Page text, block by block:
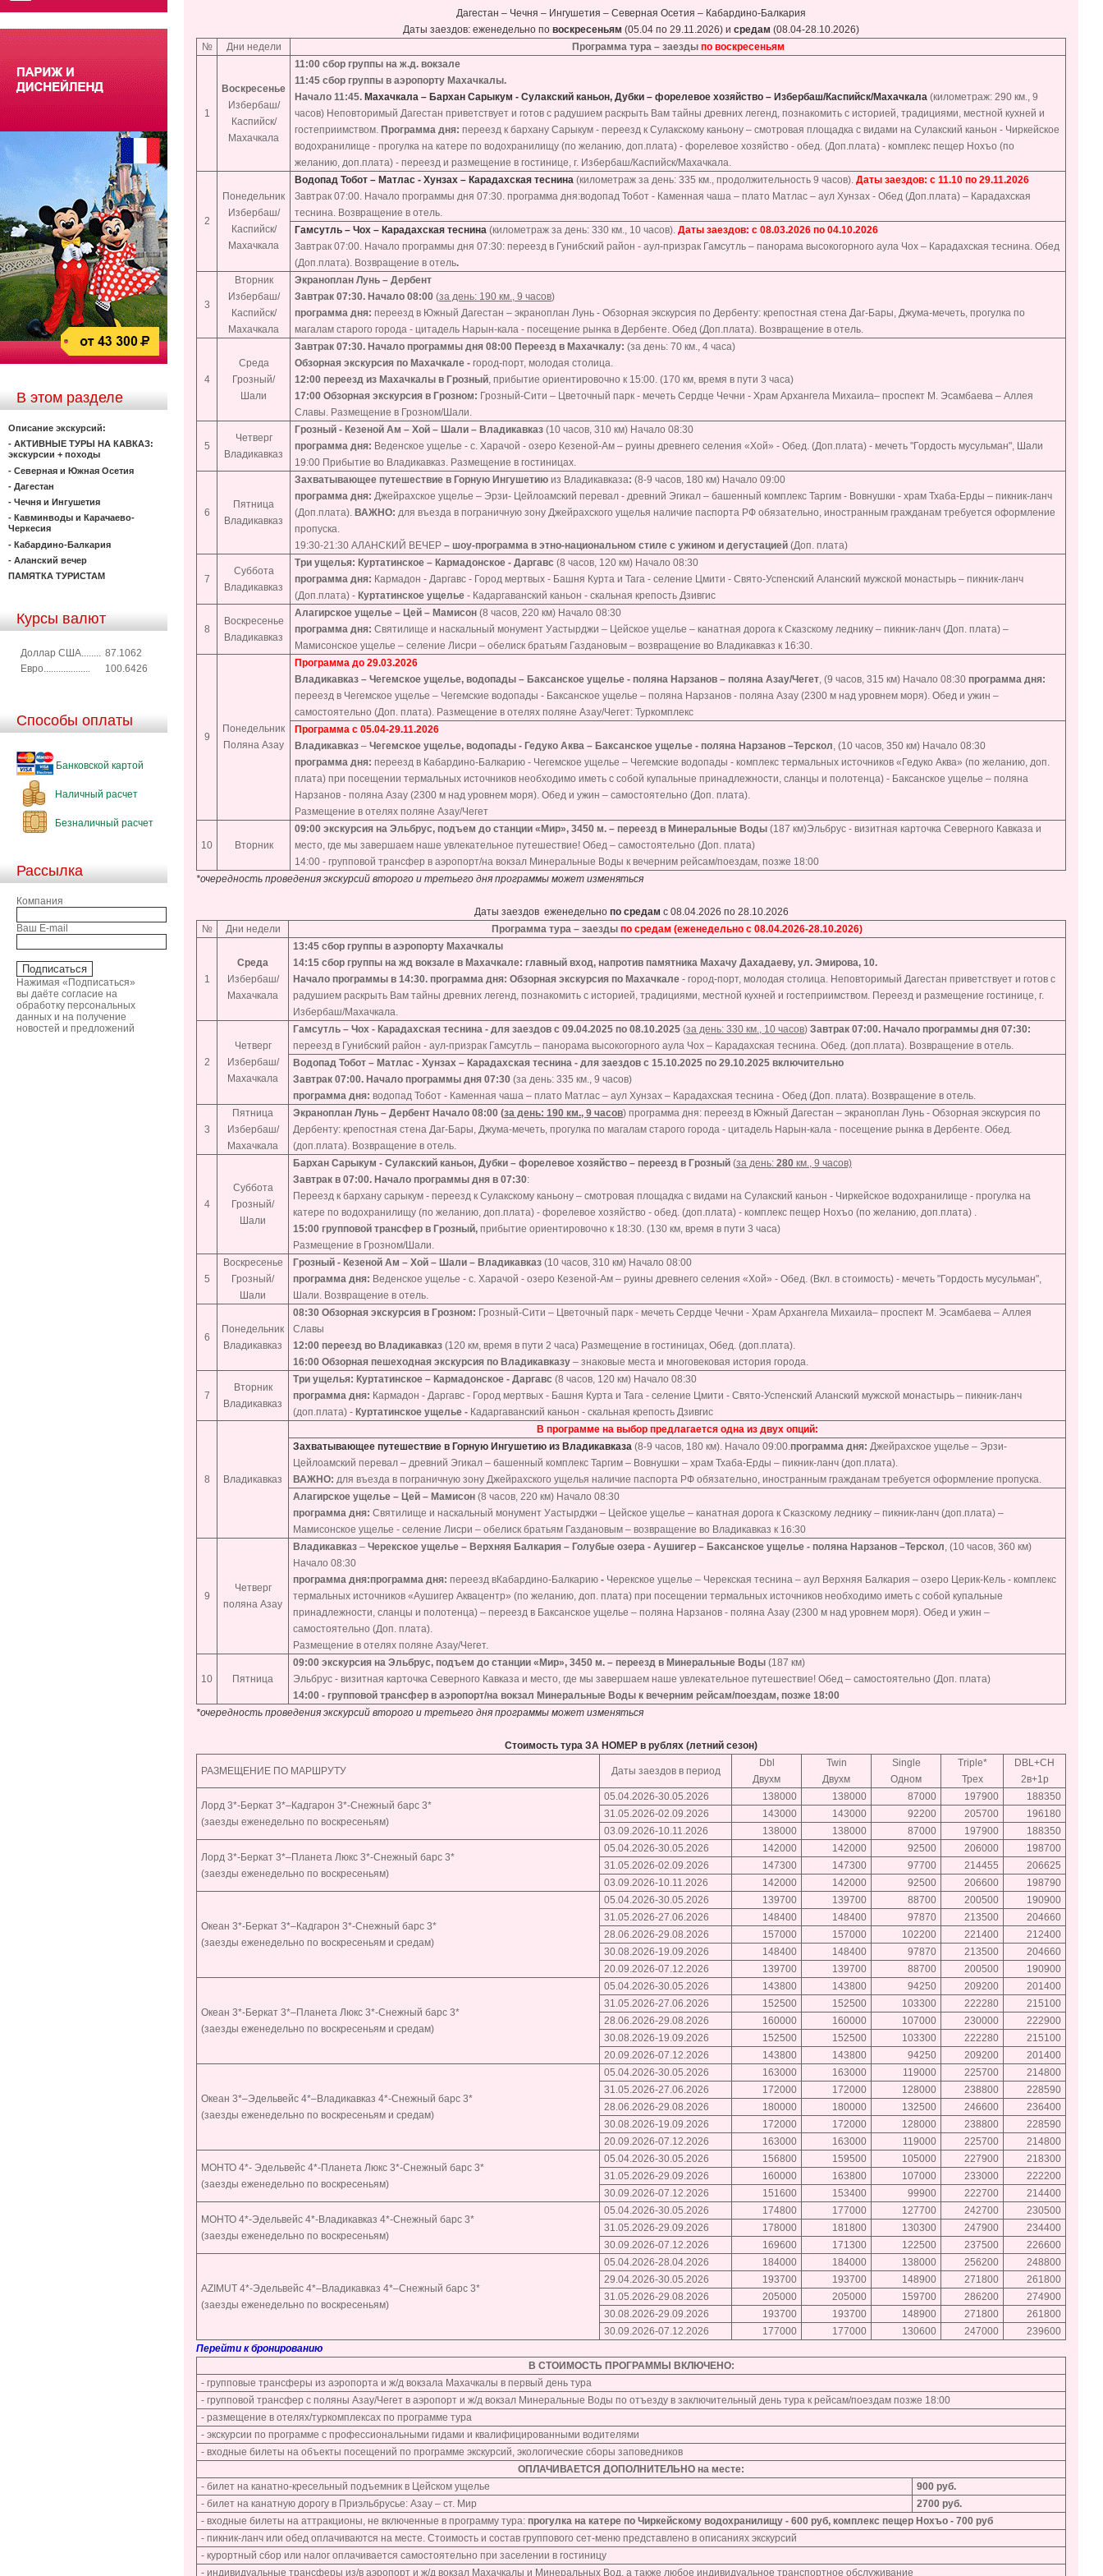
В этом разделе
Описание экскурсий:
- АКТИВНЫЕ ТУРЫ НА КАВКАЗ:
экскурсии + походы
- Северная и Южная Осетия
- Дагестан
- Чечня и Ингушетия
- Кавминводы и Карачаево-
Черкесия
- Кабардино-Балкария
- Аланский вечер
ПАМЯТКА ТУРИСТАМ
Курсы валют
Доллар США........ 87.1062
Евро...................
100.6426
Способы оплаты
Банковской картой
Наличный расчет
Безналичный расчет
Рассылка
Компания
Ваш E-mail
Нажимая «Подписаться»
вы даёте согласие на
обработку персональных
данных и на получение
новостей и предложений
Дагестан – Чечня – Ингушетия – Северная Осетия – Кабардино-Балкария
Даты заездов: еженедельно по воскресеньям (05.04 по 29.11.2026) и средам (08.04-28.10.2026)
№
Дни недели Программа тура – заезды по воскресеньям
1
Воскресенье
Избербаш/
Каспийск/
Махачкала
11:00 сбор группы на ж.д. вокзале
11:45 сбор группы в аэропорту Махачкалы.
Начало 11:45. Махачкала – Бархан Сарыкум - Сулакский каньон, Дубки – форелевое хозяйство – Избербаш/Каспийск/Махачкала (километраж: 290 км., 9
часов) Неповторимый Дагестан приветствует и готов с радушием раскрыть Вам тайны древних легенд, познакомить с историей, традициями, местной кухней и
гостеприимством. Программа дня: переезд к бархану Сарыкум - переезд к Сулакскому каньону – смотровая площадка с видами на Сулакский каньон - Чиркейское
водохранилище - прогулка на катере по водохранилищу (по желанию, доп.плата) - форелевое хозяйство - обед. (Доп.плата) - комплекс пещер Нохъо (по
желанию, доп.плата) - переезд и размещение в гостинице, г. Избербаш/Каспийск/Махачкала.
2
Понедельник
Избербаш/
Каспийск/
Махачкала
Водопад Тобот – Матлас - Хунзах – Карадахская теснина (километраж за день: 335 км., продолжительность 9 часов). Даты заездов: с 11.10 по 29.11.2026
Завтрак 07:00. Начало программы дня 07:30. программа дня:водопад Тобот - Каменная чаша – плато Матлас – аул Хунзах - Обед (Доп.плата) – Карадахская
теснина. Возвращение в отель.
Гамсутль – Чох – Карадахская теснина (километраж за день: 330 км., 10 часов). Даты заездов: с 08.03.2026 по 04.10.2026
Завтрак 07:00. Начало программы дня 07:30: переезд в Гунибский район - аул-призрак Гамсутль – панорама высокогорного аула Чох – Карадахская теснина. Обед
(Доп.плата). Возвращение в отель.
3
Вторник
Избербаш/
Каспийск/
Махачкала
Экраноплан Лунь – Дербент
Завтрак 07:30. Начало 08:00 (за день: 190 км., 9 часов)
программа дня: переезд в Южный Дагестан – экраноплан Лунь - Обзорная экскурсия по Дербенту: крепостная стена Даг-Бары, Джума-мечеть, прогулка по
магалам старого города - цитадель Нарын-кала - посещение рынка в Дербенте. Обед (Доп.плата). Возвращение в отель.
4
Среда
Грозный/
Шали
Завтрак 07:30. Начало программы дня 08:00 Переезд в Махачкалу: (за день: 70 км., 4 часа)
Обзорная экскурсия по Махачкале - город-порт, молодая столица.
12:00 переезд из Махачкалы в Грозный , прибытие ориентировочно к 15:00. (170 км, время в пути 3 часа)
17:00 Обзорная экскурсия в Грозном: Грозный-Сити – Цветочный парк - мечеть Сердце Чечни - Храм Архангела Михаила– проспект М. Эсамбаева – Аллея
Славы. Размещение в Грозном/Шали.
5
Четверг
Владикавказ
Грозный - Кезеной Ам – Хой – Шали – Владикавказ (10 часов, 310 км) Начало 08:30
программа дня: Веденское ущелье - с. Харачой - озеро Кезеной-Ам – руины древнего селения «Хой» - Обед. (Доп.плата) - мечеть "Гордость мусульман", Шали
19:00 Прибытие во Владикавказ. Размещение в гостиницах.
6
Пятница
Владикавказ
Захватывающее путешествие в Горную Ингушетию из Владикавказа: (8-9 часов, 180 км) Начало 09:00
программа дня: Джейрахское ущелье – Эрзи- Цейлоамский перевал - древний Эгикал – башенный комплекс Таргим - Вовнушки - храм Тхаба-Ерды – пикник-ланч
(Доп.плата). ВАЖНО: для въезда в пограничную зону Джейрахского ущелья наличие паспорта РФ обязательно, иностранным гражданам требуется оформление
пропуска.
19:30-21:30 АЛАНСКИЙ ВЕЧЕР – шоу-программа в этно-национальном стиле с ужином и дегустацией (Доп. плата)
7
Суббота
Владикавказ
Три ущелья: Куртатинское – Кармадонское - Даргавс (8 часов, 120 км) Начало 08:30
программа дня: Кармадон - Даргавс - Город мертвых - Башня Курта и Тага - селение Цмити - Свято-Успенский Аланский мужской монастырь – пикник-ланч
(Доп.плата) - Куртатинское ущелье - Кадаргаванский каньон - скальная крепость Дзивгис
8
Воскресенье
Владикавказ
Алагирское ущелье – Цей – Мамисон (8 часов, 220 км) Начало 08:30
программа дня: Святилище и наскальный монумент Уастырджи – Цейское ущелье – канатная дорога к Сказскому леднику – пикник-ланч (Доп. плата) –
Мамисонское ущелье – селение Лисри – обелиск братьям Газдановым – возвращение во Владикавказ к 16:30.
9
Понедельник
Поляна Азау
Программа до 29.03.2026
Владикавказ – Чегемское ущелье, водопады – Баксанское ущелье - поляна Нарзанов – поляна Азау/Чегет , (9 часов, 315 км) Начало 08:30 программа дня:
переезд в Чегемское ущелье – Чегемские водопады - Баксанское ущелье – поляна Нарзанов - поляна Азау (2300 м над уровнем моря). Обед и ужин –
самостоятельно (Доп. плата). Размещение в отелях поляне Азау/Чегет: Туркомплекс
Программа с 05.04-29.11.2026
Владикавказ – Чегемское ущелье, водопады - Гедуко Аква – Баксанское ущелье - поляна Нарзанов –Терскол , (10 часов, 350 км) Начало 08:30
программа дня: переезд в Кабардино-Балкарию - Чегемское ущелье – Чегемские водопады - комплекс термальных источников «Гедуко Аква» (по желанию, доп.
плата) при посещении термальных источников необходимо иметь с собой купальные принадлежности, сланцы и полотенца) - Баксанское ущелье – поляна
Нарзанов - поляна Азау (2300 м над уровнем моря). Обед и ужин – самостоятельно (Доп. плата).
Размещение в отелях поляне Азау/Чегет
10 Вторник
09:00 экскурсия на Эльбрус, подъем до станции «Мир», 3450 м. – переезд в Минеральные Воды (187 км)Эльбрус - визитная карточка Северного Кавказа и
место, где мы завершаем наше увлекательное путешествие! Обед – самостоятельно (Доп. плата)
14:00 - групповой трансфер в аэропорт/на вокзал Минеральные Воды к вечерним рейсам/поездам, позже 18:00
*очередность проведения экскурсий второго и третьего дня программы может изменяться
Даты заездов еженедельно по средам с 08.04.2026 по 28.10.2026
№
Дни недели Программа тура – заезды по средам (еженедельно с 08.04.2026-28.10.2026)
1
Среда
Избербаш/
Махачкала
13:45 сбор группы в аэропорту Махачкалы
14:15 сбор группы на жд вокзале в Махачкале: главный вход, напротив памятника Махачу Дахадаеву, ул. Эмирова, 10.
Начало программы в 14:30. программа дня: Обзорная экскурсия по Махачкале - город-порт, молодая столица. Неповторимый Дагестан приветствует и готов с
радушием раскрыть Вам тайны древних легенд, познакомить с историей, традициями, местной кухней и гостеприимством. Переезд и размещение гостинице, г.
Избербаш/Махачкала.
2
Четверг
Избербаш/
Махачкала
Гамсутль – Чох - Карадахская теснина - для заездов с 09.04.2025 по 08.10.2025 (за день: 330 км., 10 часов) Завтрак 07:00. Начало программы дня 07:30:
переезд в Гунибский район - аул-призрак Гамсутль – панорама высокогорного аула Чох – Карадахская теснина. Обед. (доп.плата). Возвращение в отель.
Водопад Тобот – Матлас - Хунзах – Карадахская теснина - для заездов с 15.10.2025 по 29.10.2025 включительно
Завтрак 07:00. Начало программы дня 07:30 (за день: 335 км., 9 часов)
программа дня: водопад Тобот - Каменная чаша – плато Матлас – аул Хунзах – Карадахская теснина - Обед (Доп. плата). Возвращение в отель.
3
Пятница
Избербаш/
Махачкала
Экраноплан Лунь – Дербент Начало 08:00 (за день: 190 км., 9 часов) программа дня: переезд в Южный Дагестан – экраноплан Лунь - Обзорная экскурсия по
Дербенту: крепостная стена Даг-Бары, Джума-мечеть, прогулка по магалам старого города - цитадель Нарын-кала - посещение рынка в Дербенте. Обед.
(доп.плата). Возвращение в отель.
4
Суббота
Грозный/
Шали
Бархан Сарыкум - Сулакский каньон, Дубки – форелевое хозяйство – переезд в Грозный (за день: 280 км., 9 часов)
Завтрак в 07:00. Начало программы дня в 07:30:
Переезд к бархану сарыкум - переезд к Сулакскому каньону – смотровая площадка с видами на Сулакский каньон - Чиркейское водохранилище - прогулка на
катере по водохранилищу (по желанию, доп.плата) - форелевое хозяйство - обед. (доп.плата) - комплекс пещер Нохъо (по желанию, доп.плата) .
15:00 групповой трансфер в Грозный, прибытие ориентировочно к 18:30. (130 км, время в пути 3 часа)
Размещение в Грозном/Шали.
5
Воскресенье
Грозный/
Шали
Грозный - Кезеной Ам – Хой – Шали – Владикавказ (10 часов, 310 км) Начало 08:00
программа дня: Веденское ущелье - с. Харачой - озеро Кезеной-Ам – руины древнего селения «Хой» - Обед. (Вкл. в стоимость) - мечеть "Гордость мусульман",
Шали. Возвращение в отель.
6
Понедельник
Владикавказ
08:30 Обзорная экскурсия в Грозном: Грозный-Сити – Цветочный парк - мечеть Сердце Чечни - Храм Архангела Михаила– проспект М. Эсамбаева – Аллея
Славы
12:00 переезд во Владикавказ (120 км, время в пути 2 часа) Размещение в гостиницах, Обед. (доп.плата).
16:00 Обзорная пешеходная экскурсия по Владикавказу – знаковые места и многовековая история города.
7
Вторник
Владикавказ
Три ущелья: Куртатинское – Кармадонское - Даргавс (8 часов, 120 км) Начало 08:30
программа дня: Кармадон - Даргавс - Город мертвых - Башня Курта и Тага - селение Цмити - Свято-Успенский Аланский мужской монастырь – пикник-ланч
(доп.плата) - Куртатинское ущелье - Кадаргаванский каньон - скальная крепость Дзивгис
8 Владикавказ
В программе на выбор предлагается одна из двух опций:
Захватывающее путешествие в Горную Ингушетию из Владикавказа (8-9 часов, 180 км). Начало 09:00. программа дня: Джейрахское ущелье – Эрзи-
Цейлоамский перевал – древний Эгикал – башенный комплекс Таргим – Вовнушки – храм Тхаба-Ерды – пикник-ланч (доп.плата).
ВАЖНО: для въезда в пограничную зону Джейрахского ущелья наличие паспорта РФ обязательно, иностранным гражданам требуется оформление пропуска.
Алагирское ущелье – Цей – Мамисон (8 часов, 220 км) Начало 08:30
программа дня: Святилище и наскальный монумент Уастырджи – Цейское ущелье – канатная дорога к Сказскому леднику – пикник-ланч (доп.плата) –
Мамисонское ущелье - селение Лисри – обелиск братьям Газдановым – возвращение во Владикавказ к 16:30
9
Четверг
поляна Азау
Владикавказ – Черекское ущелье – Верхняя Балкария – Голубые озера - Аушигер – Баксанское ущелье - поляна Нарзанов –Терскол , (10 часов, 360 км)
Начало 08:30
программа дня:программа дня: переезд вКабардино-Балкарию - Черекское ущелье – Черекская теснина – аул Верхняя Балкария – озеро Церик-Кель - комплекс
термальных источников «Аушигер Аквацентр» (по желанию, доп. плата) при посещении термальных источников необходимо иметь с собой купальные
принадлежности, сланцы и полотенца) – переезд в Баксанское ущелье – поляна Нарзанов - поляна Азау (2300 м над уровнем моря). Обед и ужин –
самостоятельно (Доп. плата).
Размещение в отелях поляне Азау/Чегет.
10 Пятница
09:00 экскурсия на Эльбрус, подъем до станции «Мир», 3450 м. – переезд в Минеральные Воды (187 км)
Эльбрус - визитная карточка Северного Кавказа и место, где мы завершаем наше увлекательное путешествие! Обед – самостоятельно (Доп. плата)
14:00 - групповой трансфер в аэропорт/на вокзал Минеральные Воды к вечерним рейсам/поездам, позже 18:00
*очередность проведения экскурсий второго и третьего дня программы может изменяться
Стоимость тура ЗА НОМЕР в рублях (летний сезон)
РАЗМЕЩЕНИЕ ПО МАРШРУТУ Даты заездов в период
Dbl
Двухм
Twin
Двухм
Single
Одном
Triple*
Трех
DBL+СH
2в+1р
Лорд 3*-Беркат 3*–Кадгарон 3*-Снежный барс 3*
(заезды еженедельно по воскресеньям)
05.04.2026-30.05.2026 138000 138000 87000 197900
188350
31.05.2026-02.09.2026
143000 143000 92200 205700
196180
03.09.2026-10.11.2026
138000 138000 87000 197900 188350
Лорд 3*-Беркат 3*–Планета Люкс 3*-Снежный барс 3*
(заезды еженедельно по воскресеньям)
05.04.2026-30.05.2026 142000 142000 92500 206000
198700
31.05.2026-02.09.2026
147300 147300 97700 214455
206625
03.09.2026-10.11.2026
142000 142000 92500 206600 198790
Океан 3*-Беркат 3*–Кадгарон 3*-Снежный барс 3*
(заезды еженедельно по воскресеньям и средам)
05.04.2026-30.05.2026 139700 139700 88700 200500
190900
31.05.2026-27.06.2026
148400 148400 97870 213500
204660
28.06.2026-29.08.2026
157000 157000 102200 221400
212400
30.08.2026-19.09.2026
148400 148400 97870 213500
204660
20.09.2026-07.12.2026
139700 139700 88700 200500 190900
Океан 3*-Беркат 3*–Планета Люкс 3*-Снежный барс 3*
(заезды еженедельно по воскресеньям и средам)
05.04.2026-30.05.2026 143800 143800 94250 209200
201400
31.05.2026-27.06.2026
152500 152500 103300 222280
215100
28.06.2026-29.08.2026
160000 160000 107000 230000
222900
30.08.2026-19.09.2026
152500 152500 103300 222280
215100
20.09.2026-07.12.2026
143800 143800 94250 209200 201400
Океан 3*–Эдельвейс 4*–Владикавказ 4*-Снежный барс 3*
(заезды еженедельно по воскресеньям и средам)
05.04.2026-30.05.2026 163000 163000 119000 225700
214800
31.05.2026-27.06.2026
172000 172000 128000 238800
228590
28.06.2026-29.08.2026
180000 180000 132500 246600
236400
30.08.2026-19.09.2026
172000 172000 128000 238800
228590
20.09.2026-07.12.2026
163000 163000 119000 225700 214800
МОНТО 4*- Эдельвейс 4*-Планета Люкс 3*-Снежный барс 3*
(заезды еженедельно по воскресеньям)
05.04.2026-30.05.2026 156800 159500 105000 227900
218300
31.05.2026-29.09.2026
160000 163800 107000 233000
222200
30.09.2026-07.12.2026
151600 153400 99900 222700 214400
МОНТО 4*-Эдельвейс 4*-Владикавказ 4*-Снежный барс 3*
(заезды еженедельно по воскресеньям)
05.04.2026-30.05.2026 174800 177000 127700 242700
230500
31.05.2026-29.09.2026
178000 181800 130300 247900
234400
30.09.2026-07.12.2026
169600 171300 122500 237500 226600
AZIMUT 4*-Эдельвейс 4*–Владикавказ 4*–Снежный барс 3*
(заезды еженедельно по воскресеньям)
05.04.2026-28.04.2026 184000 184000 138000 256200
248800
29.04.2026-30.05.2026
193700 193700 148900 271800
261800
31.05.2026-29.08.2026
205000 205000 159700 286200
274900
30.08.2026-29.09.2026
193700 193700 148900 271800
261800
30.09.2026-07.12.2026
177000 177000 130600 247000
239600
Перейти к бронированию
В СТОИМОСТЬ ПРОГРАММЫ ВКЛЮЧЕНО:
- групповые трансферы из аэропорта и ж/д вокзала Махачкалы в первый день тура
- групповой трансфер с поляны Азау/Чегет в аэропорт и ж/д вокзал Минеральные Воды по отъезду в заключительный день тура к рейсам/поездам позже 18:00
- размещение в отелях/туркомплексах по программе тура
- экскурсии по программе с профессиональными гидами и квалифицированными водителями
- входные билеты на объекты посещений по программе экскурсий, экологические сборы заповедников
ОПЛАЧИВАЕТСЯ ДОПОЛНИТЕЛЬНО на месте:
- билет на канатно-кресельный подъемник в Цейском ущелье
900 руб.
- билет на канатную дорогу в Приэльбрусье: Азау – ст. Мир
2700 руб.
- входные билеты на аттракционы, не включенные в программу тура: прогулка на катере по Чиркейскому водохранилищу - 600 руб, комплекс пещер Нохъо - 700 руб
- пикник-ланч или обед оплачиваются на месте. Стоимость и состав группового сет-меню представлено в описаниях экскурсий
- курортный сбор или налог оплачивается самостоятельно при заселении в гостиницу
- индивидуальные трансферы из/в аэропорт и ж/д вокзал Махачкалы и Минеральных Вод, а также любое индивидуальное транспортное обслуживание